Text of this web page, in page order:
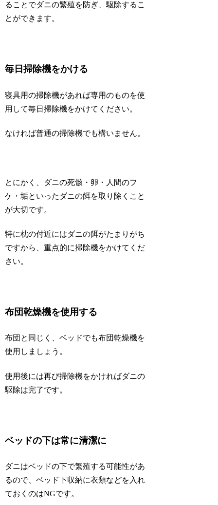
ることでダニの繁殖を防ぎ、駆除するこ
とができます。
毎日掃除機をかける
寝具用の掃除機があれば専用のものを使
用して毎日掃除機をかけてください。
なければ普通の掃除機でも構いません。
とにかく、ダニの死骸・卵・人間のフ
ケ・垢といったダニの餌を取り除くこと
が大切です。
特に枕の付近にはダニの餌がたまりがち
ですから、重点的に掃除機をかけてくだ
さい。
布団乾燥機を使用する
布団と同じく、ベッドでも布団乾燥機を
使用しましょう。
使用後には再び掃除機をかければダニの
駆除は完了です。
ベッドの下は常に清潔に
ダニはベッドの下で繁殖する可能性があ
るので、ベッド下収納に衣類などを入れ
ておくのはNGです。